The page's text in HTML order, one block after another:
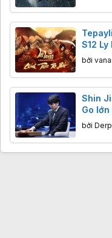
S12
Mobile
bởi
Shin
Go lớn
bởi